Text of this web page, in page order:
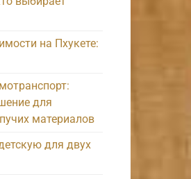
на Пхукете:
для
материалов
для двух